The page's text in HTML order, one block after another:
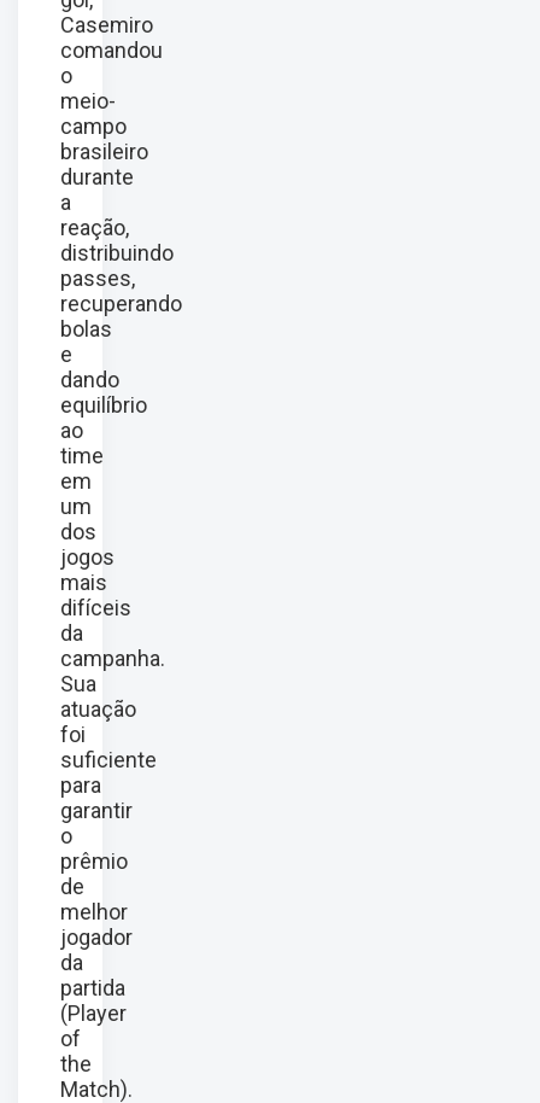
Casemiro
comandou
o
meio-
campo
brasileiro
durante
a
reação,
distribuindo
passes,
recuperando
bolas
e
dando
equilíbrio
ao
time
em
um
dos
jogos
mais
difíceis
da
campanha.
Sua
atuação
foi
suficiente
para
garantir
o
prêmio
de
melhor
jogador
da
partida
(Player
of
the
Match).